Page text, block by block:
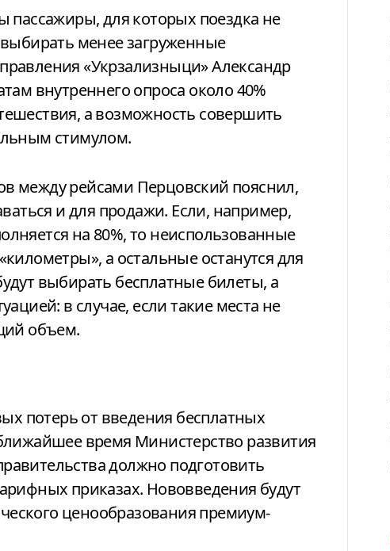
пассажиры, для которых поездка не
менее загруженные
«Укрзализныци» Александр
внутреннего опроса около 40%
а возможность совершить
стимулом.
между рейсами Перцовский пояснил,
и для продажи. Если, например,
на 80%, то неиспользованные
а остальные останутся для
выбирать бесплатные билеты, а
в случае, если такие места не
объем.
потерь от введения бесплатных
время Министерство развития
должно подготовить
приказах. Нововведения будут
ценообразования премиум-